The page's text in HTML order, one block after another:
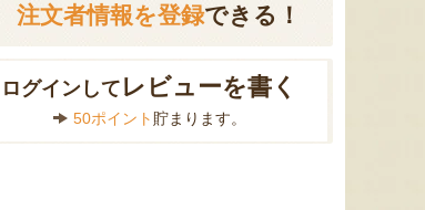
注文者情報を登録できる！
ログインして レビューを書く
50ポイント 貯まります。